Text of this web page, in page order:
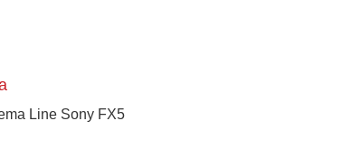
Line Sony FX5